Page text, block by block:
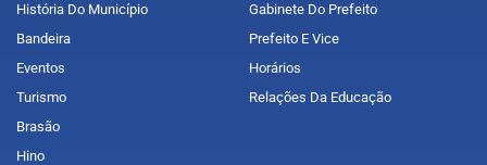
História Do Município
Bandeira
Eventos
Turismo
Brasão
Hino
Gabinete Do Prefeito
Prefeito E Vice
Horários
Relações Da Educação